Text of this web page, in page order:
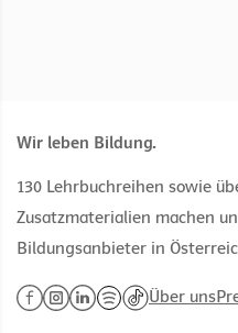
Wir leben Bildung.
130 Lehrbuchreihen sowie
Zusatzmaterialien machen
Bildungsanbieter in
Über uns